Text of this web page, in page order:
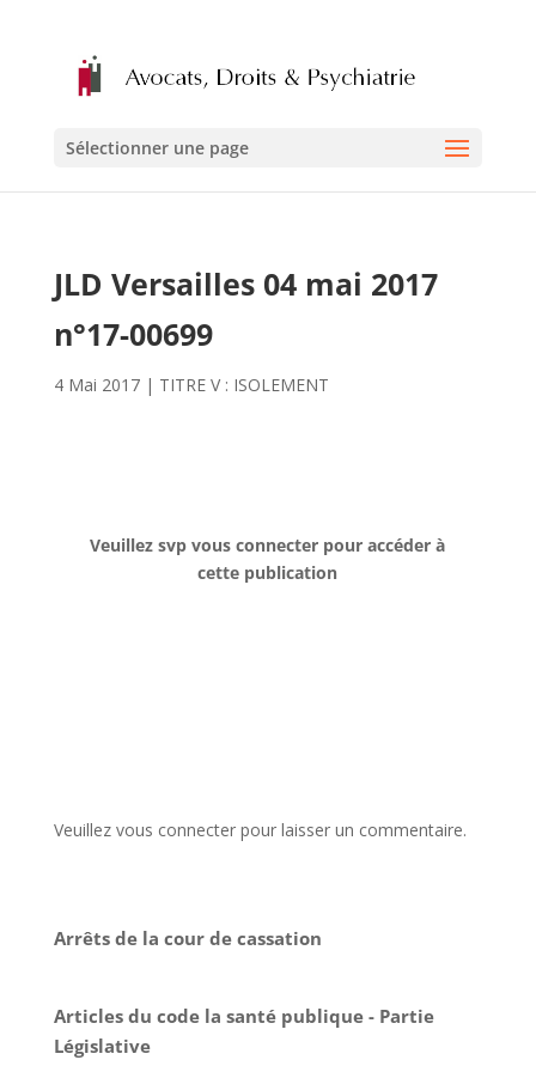
Sélectionner une page
JLD Versailles 04 mai 2017
n°17-00699
4 Mai 2017| TITRE V : ISOLEMENT
Veuillez svp vous connecter pour accéder à
cette publication
Veuillez vous connecter pour laisser un commentaire.
Arrêts de la cour de cassation
Articles du code la santé publique - Partie
Législative